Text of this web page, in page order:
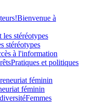
Bienvenue à
stéréotypes
à l'information
Pratiques et politiques
féminin
Femmes